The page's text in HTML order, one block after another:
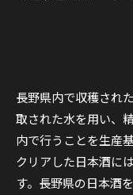
長野県内で収穫され
取された水を用い、
内で行うことを生産
クリアした日本酒に
す。長野県の日本酒